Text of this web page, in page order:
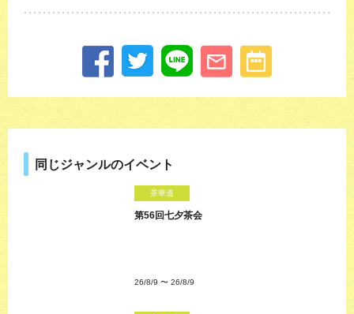
同じジャンルのイベント
茶華道
第56回七夕茶会
26/8/9 〜 26/8/9